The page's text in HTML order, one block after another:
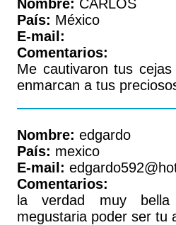
Nombre: CARLOS
País: México
E-mail:
Comentarios:
Me cautivaron tus
enmarcan a tus
Nombre: edgardo
País: mexico
E-mail:
Comentarios:
la verdad muy bella
megustaria poder ser tu